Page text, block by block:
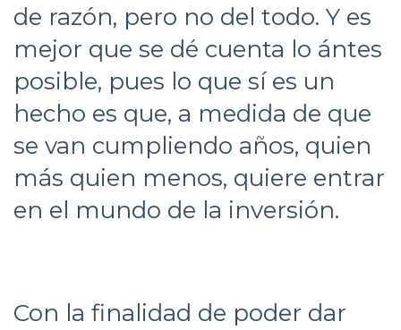
de razón, pero no del todo. Y es
mejor que se dé cuenta lo ántes
posible, pues lo que sí es un
hecho es que, a medida de que
se van cumpliendo años, quien
más quien menos, quiere entrar
en el mundo de la inversión.
Con la finalidad de poder dar